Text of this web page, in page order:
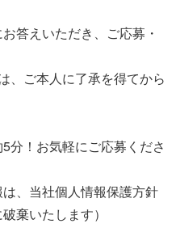
答えいただき、ご応募・
、ご本人に了承を得てから
分！お気軽にご応募くださ
は、当社個人情報保護方針
棄いたします）